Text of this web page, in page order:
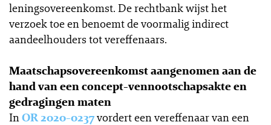
leningsovereenkomst. De rechtbank wijst het
verzoek toe en benoemt de voormalig indirect
aandeelhouders tot vereffenaars.
Maatschapsovereenkomst aangenomen aan de
hand van een concept-vennootschapsakte en
gedragingen maten
InOR 2020-0237vordert een vereffenaar van een